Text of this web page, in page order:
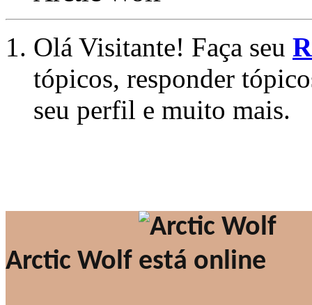
Olá Visitante! Faça seu
tópicos, responder
seu perfil e muito mais.
Arctic Wolf